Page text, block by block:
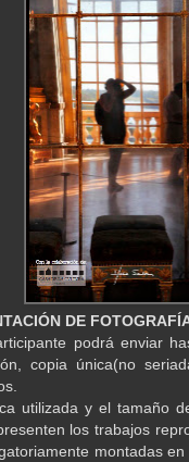
DE
podrá enviar
copia única(no
utilizada y el tamaño
los trabajos
montadas